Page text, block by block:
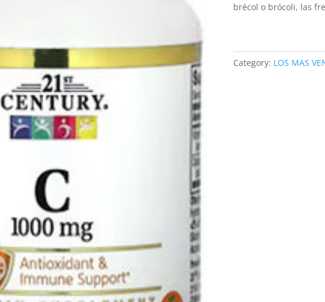
brécol o brócoli, las
Category: LOS MAS